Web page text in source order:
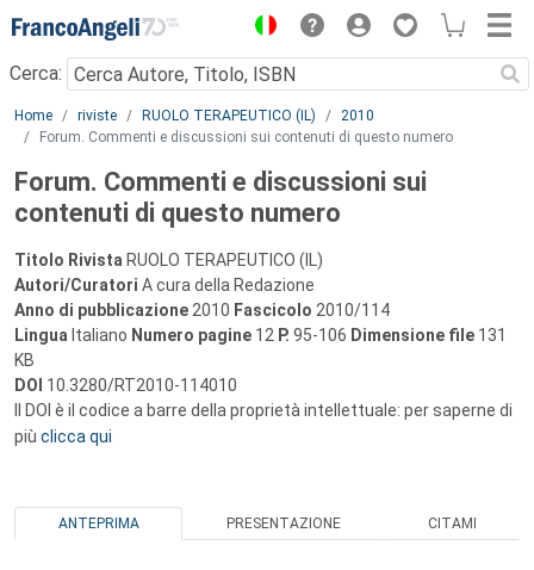
Menu
Cerca:
Main content
Home riviste RUOLO TERAPEUTICO (IL)
2010
Forum. Commenti e discussioni sui contenuti di questo numero
Forum. Commenti e discussioni sui
contenuti di questo numero
Titolo Rivista RUOLO TERAPEUTICO (IL)
Autori/Curatori A cura della Redazione
Anno di pubblicazione 2010 Fascicolo 2010/114
Lingua Italiano Numero pagine 12 P. 95-106 Dimensione file 131
KB
DOI 10.3280/RT2010-114010
Il DOI è il codice a barre della proprietà intellettuale: per saperne di
più clicca qui
ANTEPRIMA PRESENTAZIONE CITAMI